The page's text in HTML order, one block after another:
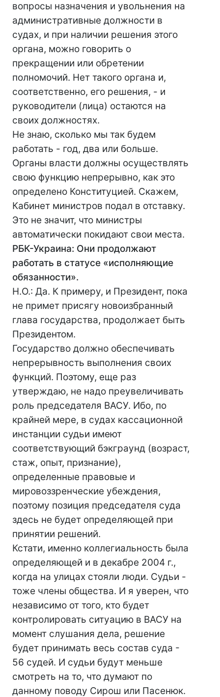
вопросы назначения и увольнения на
административные должности в
судах, и при наличии решения этого
органа, можно говорить о
прекращении или обретении
полномочий. Нет такого органа и,
соответственно, его решения, - и
руководители (лица) остаются на
своих должностях.
Не знаю, сколько мы так будем
работать - год, два или больше.
Органы власти должны осуществлять
свою функцию непрерывно, как это
определено Конституцией. Скажем,
Кабинет министров подал в отставку.
Это не значит, что министры
автоматически покидают свои места.
РБК-Украина: Они продолжают
работать в статусе «исполняющие
обязанности».
Н.О.: Да. К примеру, и Президент, пока
не примет присягу новоизбранный
глава государства, продолжает быть
Президентом.
Государство должно обеспечивать
непрерывность выполнения своих
функций. Поэтому, еще раз
утверждаю, не надо преувеличивать
роль председателя ВАСУ. Ибо, по
крайней мере, в судах кассационной
инстанции судьи имеют
соответствующий бэкграунд (возраст,
стаж, опыт, признание),
определенные правовые и
мировоззренческие убеждения,
поэтому позиция председателя суда
здесь не будет определяющей при
принятии решений.
Кстати, именно коллегиальность была
определяющей и в декабре 2004 г.,
когда на улицах стояли люди. Судьи -
тоже члены общества. И я уверен, что
независимо от того, кто будет
контролировать ситуацию в ВАСУ на
момент слушания дела, решение
будет принимать весь состав суда -
56 судей. И судьи будут меньше
смотреть на то, что думают по
данному поводу Сирош или Пасенюк.